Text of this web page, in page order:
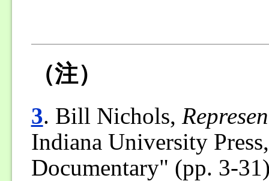
（注）
3. Bill Nichols,
Indiana University
Documentary" (pp. 3-